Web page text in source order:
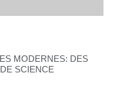
MODERNES: DES
SCIENCE